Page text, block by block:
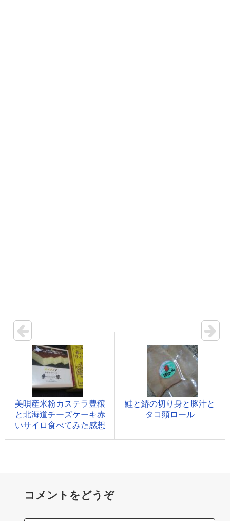
美唄産米粉カステラ豊穣
と北海道チーズケーキ赤
いサイロ食べてみた感想
鮭と鰆の切り身と豚汁と
タコ頭ロール
コメントをどうぞ